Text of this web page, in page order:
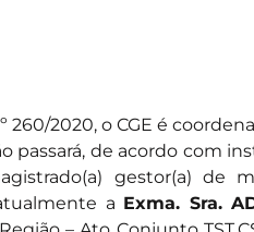
260/2020, o CGE é
passará, de acordo com
gestor(a) de
a Exma. Sra.